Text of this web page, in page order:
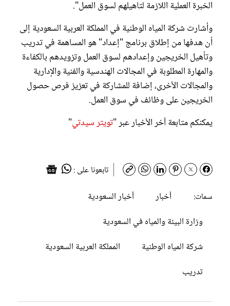
الخبرة العملية اللازمة لتاهيلهم لسوق العمل".
وأشارت شركة المياه الوطنية في المملكة العربية السعودية إلى
أن هدفها من إطلاق برنامج "إعداد" هو المساهمة في تدريب
وتأهيل الخريجين وإعدادهم لسوق العمل وتزويدهم بالكفاءة
والمهارة المطلوبة في المجالات الهندسية والفنية والإدارية
والمجالات الأخرى، إضافة للمشاركة في تعزيز فرص حصول
الخريجين على وظائف في سوق العمل.
يمكنكم متابعة آخر الأخبار عبر "تويتر سيدتي"
تابعونا على :
سمات:
أخبار
أخبار السعودية
وزارة البيئة والمياه في السعودية
شركة المياه الوطنية
المملكة العربية السعودية
تدريب